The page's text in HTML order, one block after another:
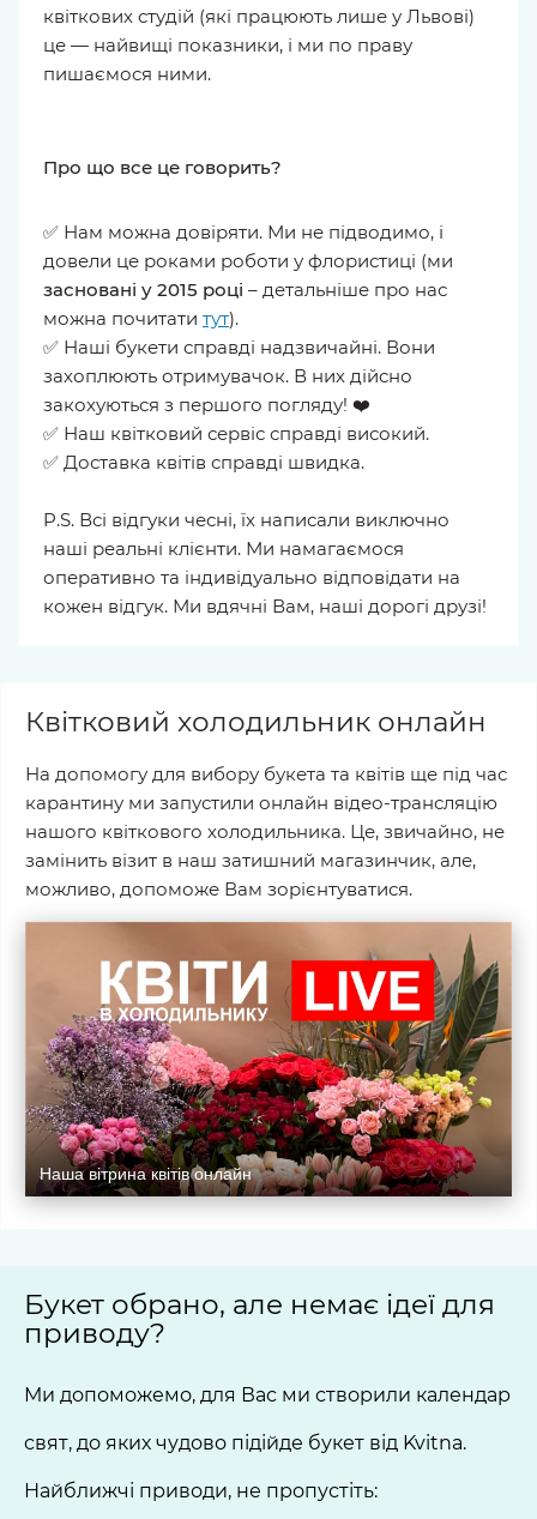
квіткових студій (які працюють лише у Львові)
це — найвищі показники, і ми по праву
пишаємося ними.
Про що все це говорить?
✅ Нам можна довіряти. Ми не підводимо, і
довели це роками роботи у флористиці (ми
засновані у 2015 році – детальніше про нас
можна почитати тут).
✅ Наші букети справді надзвичайні. Вони
захоплюють отримувачок. В них дійсно
закохуються з першого погляду! ❤️
✅ Наш квітковий сервіс справді високий.
✅ Доставка квітів справді швидка.
P.S. Всі відгуки чесні, їх написали виключно
наші реальні клієнти. Ми намагаємося
оперативно та індивідуально відповідати на
кожен відгук. Ми вдячні Вам, наші дорогі друзі!
Квітковий холодильник онлайн
На допомогу для вибору букета та квітів ще під час
карантину ми запустили онлайн відео-трансляцію
нашого квіткового холодильника. Це, звичайно, не
замінить візит в наш затишний магазинчик, але,
можливо, допоможе Вам зорієнтуватися.
Наша вітрина квітів онлайн
Букет обрано, але немає ідеї для
приводу?
Ми допоможемо, для Вас ми створили календар
свят, до яких чудово підійде букет від Kvitna.
Найближчі приводи, не пропустіть: